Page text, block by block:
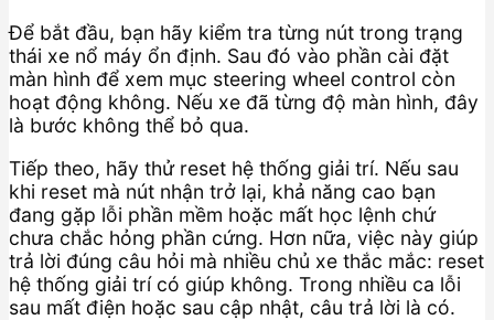
Để bắt đầu, bạn hãy kiểm tra từng nút trong trạng
thái xe nổ máy ổn định. Sau đó vào phần cài đặt
màn hình để xem mục steering wheel control còn
hoạt động không. Nếu xe đã từng độ màn hình, đây
là bước không thể bỏ qua.
Tiếp theo, hãy thử reset hệ thống giải trí. Nếu sau
khi reset mà nút nhận trở lại, khả năng cao bạn
đang gặp lỗi phần mềm hoặc mất học lệnh chứ
chưa chắc hỏng phần cứng. Hơn nữa, việc này giúp
trả lời đúng câu hỏi mà nhiều chủ xe thắc mắc: reset
hệ thống giải trí có giúp không. Trong nhiều ca lỗi
sau mất điện hoặc sau cập nhật, câu trả lời là có.